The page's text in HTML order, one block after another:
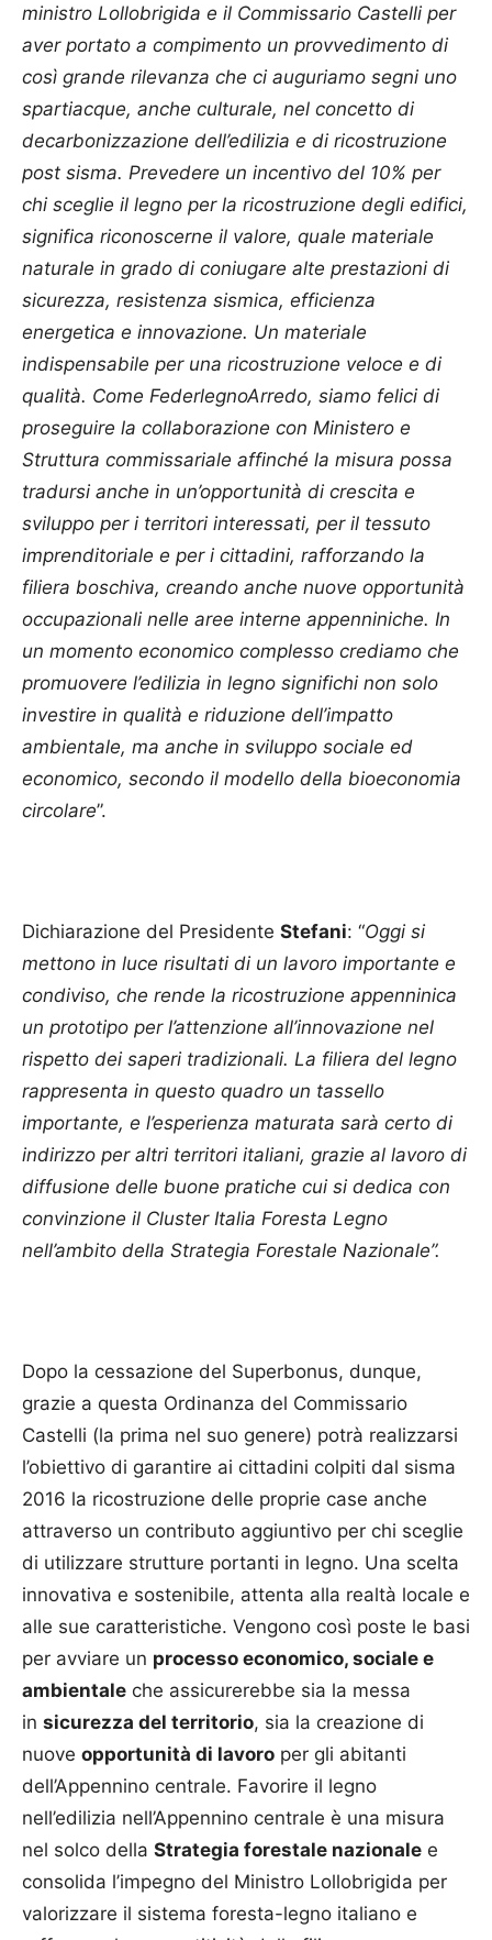
ministro Lollobrigida e il Commissario Castelli per
aver portato a compimento un provvedimento di
così grande rilevanza che ci auguriamo segni uno
spartiacque, anche culturale, nel concetto di
decarbonizzazione dell’edilizia e di ricostruzione
post sisma. Prevedere un incentivo del 10% per
chi sceglie il legno per la ricostruzione degli edifici,
significa riconoscerne il valore, quale materiale
naturale in grado di coniugare alte prestazioni di
sicurezza, resistenza sismica, efficienza
energetica e innovazione. Un materiale
indispensabile per una ricostruzione veloce e di
qualità. Come FederlegnoArredo, siamo felici di
proseguire la collaborazione con Ministero e
Struttura commissariale affinché la misura possa
tradursi anche in un’opportunità di crescita e
sviluppo per i territori interessati, per il tessuto
imprenditoriale e per i cittadini, rafforzando la
filiera boschiva, creando anche nuove opportunità
occupazionali nelle aree interne appenniniche. In
un momento economico complesso crediamo che
promuovere l’edilizia in legno significhi non solo
investire in qualità e riduzione dell’impatto
ambientale, ma anche in sviluppo sociale ed
economico, secondo il modello della bioeconomia
circolare”.
Dichiarazione del Presidente Stefani: “Oggi si
mettono in luce risultati di un lavoro importante e
condiviso, che rende la ricostruzione appenninica
un prototipo per l’attenzione all’innovazione nel
rispetto dei saperi tradizionali. La filiera del legno
rappresenta in questo quadro un tassello
importante, e l’esperienza maturata sarà certo di
indirizzo per altri territori italiani, grazie al lavoro di
diffusione delle buone pratiche cui si dedica con
convinzione il Cluster Italia Foresta Legno
nell’ambito della Strategia Forestale Nazionale”.
Dopo la cessazione del Superbonus, dunque,
grazie a questa Ordinanza del Commissario
Castelli (la prima nel suo genere) potrà realizzarsi
l’obiettivo di garantire ai cittadini colpiti dal sisma
2016 la ricostruzione delle proprie case anche
attraverso un contributo aggiuntivo per chi sceglie
di utilizzare strutture portanti in legno. Una scelta
innovativa e sostenibile, attenta alla realtà locale e
alle sue caratteristiche. Vengono così poste le basi
per avviare un processo economico, sociale e
ambientale che assicurerebbe sia la messa
in sicurezza del territorio, sia la creazione di
nuove opportunità di lavoro per gli abitanti
dell’Appennino centrale. Favorire il legno
nell’edilizia nell’Appennino centrale è una misura
nel solco della Strategia forestale nazionale e
consolida l’impegno del Ministro Lollobrigida per
valorizzare il sistema foresta-legno italiano e